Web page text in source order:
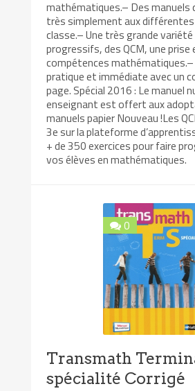
mathématiques.– Des manuels
très simplement aux
classe.– Une très grande variété
progressifs, des QCM, une prise
compétences
pratique et immédiate avec un
page. Spécial 2016 : Le manuel
enseignant est offert aux
manuels papier Nouveau !Les
3e sur la plateforme
+ de 350 exercices pour faire
vos élèves en mathématiques.
0
Transmath
spécialité Corrigé